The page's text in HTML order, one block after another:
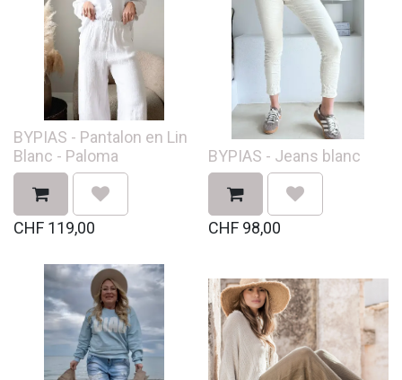
BYPIAS - Pantalon en Lin
Blanc - Paloma
CHF 119,00
BYPIAS - Jeans blanc
CHF 98,00